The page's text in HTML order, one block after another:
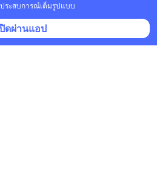
• ติดตาม
• หุ้น & เศรษฐกิจ
ระสบการณ์เต็มรูปแบบ
ดผ่านแอป